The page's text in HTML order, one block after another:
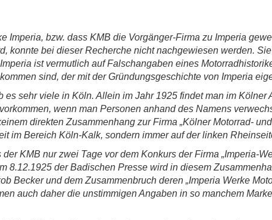
Imperia, bzw. dass KMB die Vorgänger-Firma zu Imperia
konnte bei dieser Recherche nicht nachgewiesen werden.
ist vermutlich auf Falschangaben eines
sind, der mit der Gründungsgeschichte von Imperia
es sehr viele in Köln. Allein im Jahr 1925 findet man im
wenn man Personen anhand des Namens
direkten Zusammenhang zur Firma „Kölner Motorrad-
im Bereich Köln-Kalk, sondern immer auf der linken
KMB nur zwei Tage vor dem Konkurs der Firma „Imperia-
8.12.1925 der Badischen Presse wird in diesem
Becker und dem Zusammenbruch deren „Imperia Werke
auch daher die unstimmigen Angaben in so manchem